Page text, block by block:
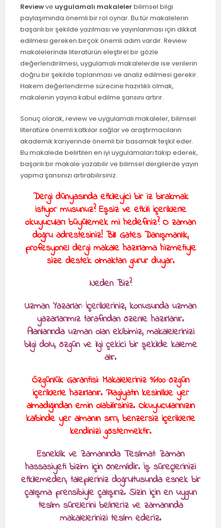
Reviewve uygulamalı makaleler bilimsel bilgi
paylaşımında önemli bir rol oynar. Bu tür makalelerin
başarılı bir şekilde yazılması ve yayınlanması için dikkat
edilmesi gereken birçok önemli adım vardır. Review
makalelerinde literatürün eleştirel bir gözle
değerlendirilmesi, uygulamalı makalelerde ise verilerin
doğru bir şekilde toplanması ve analiz edilmesi gerekir.
Hakem değerlendirme sürecine hazırlıklı olmak,
makalenin yayına kabul edilme şansını artırır.
Sonuç olarak, review ve uygulamalı makaleler, bilimsel
literatüre önemli katkılar sağlar ve araştırmacıların
akademik kariyerinde önemli bir basamak teşkil eder.
Bu makalede belirtilen en iyi uygulamaları takip ederek,
başarılı bir makale yazabilir ve bilimsel dergilerde yayın
yapma şansınızı artırabilirsiniz.
Dergi dünyasında etkileyici bir iz bırakmak
istiyor musunuz? Eşsiz ve etkili içeriklerle
okuyucuları büyülemek mi hedefiniz? O zaman
doğru adrestesiniz! Bill Gates Danışmanlık,
profesyonel dergi makale hazırlama hizmetiyle
size destek olmaktan gurur duyar.
Neden Biz?
Uzman Yazarlar: İçerikleriniz, konusunda uzman
yazarlarımız tarafından özenle hazırlanır.
Alanlarında uzman olan ekibimiz, makalelerinizi
bilgi dolu, özgün ve ilgi çekici bir şekilde kaleme
alır.
Özgünlük Garantisi: Makaleleriniz %100 özgün
içeriklerle hazırlanır. Plagiyatın kesinlikle yer
almadığından emin olabilirsiniz. Okuyucularınızın
kalbinde yer almanın sırrı, benzersiz içeriklerle
kendinizi göstermektir.
Esneklik ve Zamanında Teslimat: Zaman
hassasiyeti bizim için önemlidir. İş süreçlerinizi
etkilemeden, talepleriniz doğrultusunda esnek bir
çalışma prensibiyle çalışırız. Sizin için en uygun
teslim sürelerini belirleriz ve zamanında
makalelerinizi teslim ederiz.